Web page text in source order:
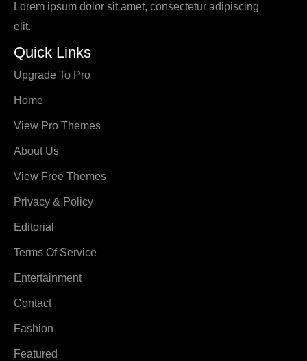
Lorem ipsum dolor sit amet, consectetur adipiscing
elit.
Quick Links
Upgrade To Pro
Home
View Pro Themes
About Us
View Free Themes
Privacy & Policy
Editorial
Terms Of Service
Entertainment
Contact
Fashion
Featured